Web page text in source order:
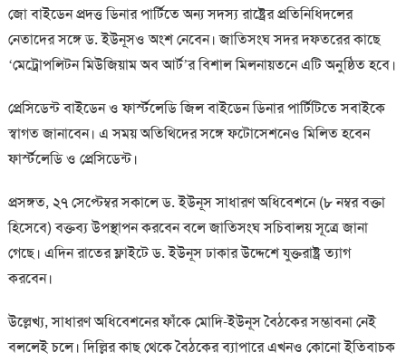
জো বাইডেন প্রদত্ত ডিনার পার্টিতে অন্য সদস্য রাষ্ট্রের প্রতিনিধিদলের
নেতাদের সঙ্গে ড. ইউনূসও অংশ নেবেন। জাতিসংঘ সদর দফতরের কাছে
‘মেট্রোপলিটন মিউজিয়াম অব আর্ট’র বিশাল মিলনায়তনে এটি অনুষ্ঠিত হবে।
প্রেসিডেন্ট বাইডেন ও ফার্স্টলেডি জিল বাইডেন ডিনার পার্টিটিতে সবাইকে
স্বাগত জানাবেন। এ সময় অতিথিদের সঙ্গে ফটোসেশনেও মিলিত হবেন
ফার্স্টলেডি ও প্রেসিডেন্ট।
প্রসঙ্গত, ২৭ সেপ্টেম্বর সকালে ড. ইউনূস সাধারণ অধিবেশনে (৮ নম্বর বক্তা
হিসেবে) বক্তব্য উপস্থাপন করবেন বলে জাতিসংঘ সচিবালয় সূত্রে জানা
গেছে। এদিন রাতের ফ্লাইটে ড. ইউনূস ঢাকার উদ্দেশে যুক্তরাষ্ট্র ত্যাগ
করবেন।
উল্লেখ্য, সাধারণ অধিবেশনের ফাঁকে মোদি-ইউনূস বৈঠকের সম্ভাবনা নেই
বললেই চলে। দিল্লির কাছ থেকে বৈঠকের ব্যাপারে এখনও কোনো ইতিবাচক